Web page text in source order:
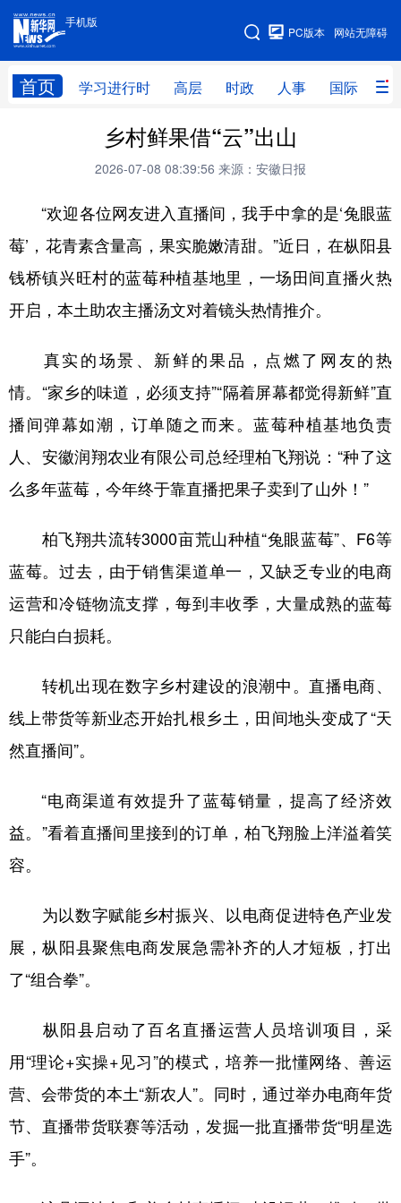
手机版
网站无障碍
PC版本
首页 学习进行时 高层 时政 人事 国际 财
手机版
网站地图
高层 时政
财经 网评
台湾 思客智库 全球连线 教育
科技 科创 量子 体育
文化 书画 健康 军事
访谈 视频 图片
法律 中央文件 金融 汽车
食品 人居 信息化 数字经济
学术中国 乡村振兴 银龄 溯源中国
公益 一带一路 亚太网 上市公司
文化产业
北京 天津 河北 山西
辽宁 吉林 上海 江苏
山东 河南 湖北 湖南
广东 广西 海南 重庆
陕西 甘肃 青海 宁夏
新疆 内蒙古 黑龙江
多语种频道
English Español Français عربى
Русский язык 日本語 한국어
Deutsch Português
乡村鲜果借“云”出山
2026-07-08 08:39:56 来源：安徽日报
“欢迎各位网友进入直播间，我手中拿的是‘兔眼蓝
莓’，花青素含量高，果实脆嫩清甜。”近日，在枞阳县
钱桥镇兴旺村的蓝莓种植基地里，一场田间直播火热
开启，本土助农主播汤文对着镜头热情推介。
真实的场景、新鲜的果品，点燃了网友的热
情。“家乡的味道，必须支持”“隔着屏幕都觉得新鲜”直
播间弹幕如潮，订单随之而来。蓝莓种植基地负责
人、安徽润翔农业有限公司总经理柏飞翔说：“种了这
么多年蓝莓，今年终于靠直播把果子卖到了山外！”
柏飞翔共流转3000亩荒山种植“兔眼蓝莓”、F6等
蓝莓。过去，由于销售渠道单一，又缺乏专业的电商
运营和冷链物流支撑，每到丰收季，大量成熟的蓝莓
只能白白损耗。
转机出现在数字乡村建设的浪潮中。直播电商、
线上带货等新业态开始扎根乡土，田间地头变成了“天
然直播间”。
“电商渠道有效提升了蓝莓销量，提高了经济效
益。”看着直播间里接到的订单，柏飞翔脸上洋溢着笑
容。
为以数字赋能乡村振兴、以电商促进特色产业发
展，枞阳县聚焦电商发展急需补齐的人才短板，打出
了“组合拳”。
枞阳县启动了百名直播运营人员培训项目，采
用“理论+实操+见习”的模式，培养一批懂网络、善运
营、会带货的本土“新农人”。同时，通过举办电商年货
节、直播带货联赛等活动，发掘一批直播带货“明星选
手”。